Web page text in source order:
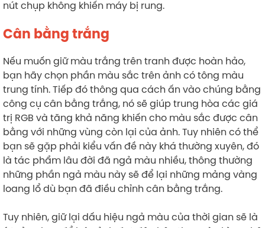
nút chụp không khiến máy bị rung.
Cân bằng trắng
Nếu muốn giữ màu trắng trên tranh được hoàn hảo,
bạn hãy chọn phần màu sắc trên ảnh có tông màu
trung tính. Tiếp đó thông qua cách ấn vào chúng bằng
công cụ cân bằng trắng, nó sẽ giúp trung hòa các giá
trị RGB và tăng khả năng khiến cho màu sắc được cân
bằng với những vùng còn lại của ảnh. Tuy nhiên có thể
bạn sẽ gặp phải kiểu vấn đề này khá thường xuyên, đó
là tác phẩm lâu đời đã ngả màu nhiều, thông thường
những phần ngả màu này sẽ để lại những mảng vàng
loang lổ dù bạn đã điều chỉnh cân bằng trắng.
Tuy nhiên, giữ lại dấu hiệu ngả màu của thời gian sẽ là